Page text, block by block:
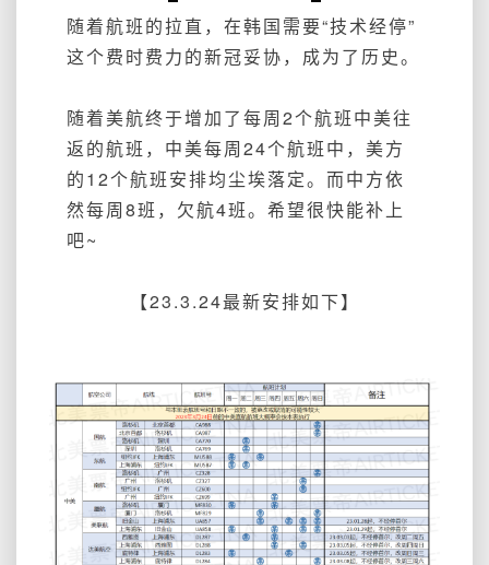
随着航班的拉直，在韩国需要“技术经停”
这个费时费力的新冠妥协，成为了历史。
随着美航终于增加了每周2个航班中美往
返的航班，中美每周24个航班中，美方
的12个航班安排均尘埃落定。而中方依
然每周8班，欠航4班。希望很快能补上
吧~
【23.3.24最新安排如下】